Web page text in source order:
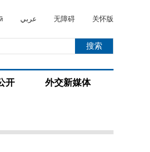
عربي 无障碍 关怀版
开 外交新媒体